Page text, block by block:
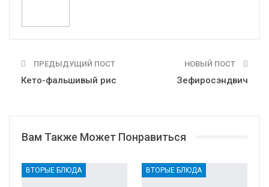
ПРЕДЫДУЩИЙ ПОСТ
Кето-фальшивый рис
НОВЫЙ ПОСТ
Зефиросэндвич
Вам Также Может Понравиться
ВТОРЫЕ БЛЮДА ВТОРЫЕ БЛЮДА